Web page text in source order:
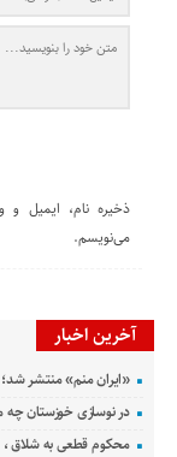
ذخیره نام، ایمیل و
می‌نویسم.
آخرین اخبار
«ایران منم» منتشر
در نوسازی خوزستان چه
محکوم قطعی به شلاق ،